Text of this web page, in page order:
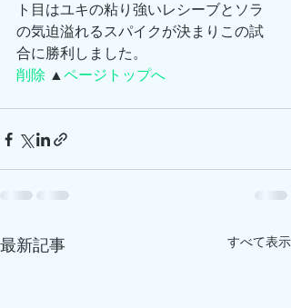
ト目はユキの粘り強いレシーブとソラ
の気迫溢れるスパイクが決まりこの試
合に勝利しました。
削除 ▲ページトップへ
最新記事 すべて表示